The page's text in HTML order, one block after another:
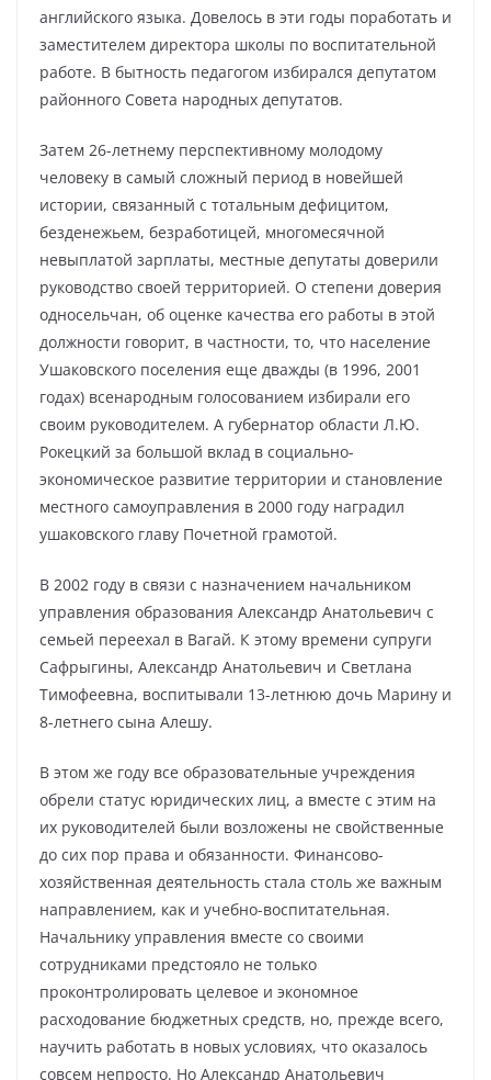
английского языка. Довелось в эти годы поработать и
заместителем директора школы по воспитательной
работе. В бытность педагогом избирался депутатом
районного Совета народных депутатов.
Затем 26-летнему перспективному молодому
человеку в самый сложный период в новейшей
истории, связанный с тотальным дефицитом,
безденежьем, безработицей, многомесячной
невыплатой зарплаты, местные депутаты доверили
руководство своей территорией. О степени доверия
односельчан, об оценке качества его работы в этой
должности говорит, в частности, то, что население
Ушаковского поселения еще дважды (в 1996, 2001
годах) всенародным голосованием избирали его
своим руководителем. А губернатор области Л.Ю.
Рокецкий за большой вклад в социально-
экономическое развитие территории и становление
местного самоуправления в 2000 году наградил
ушаковского главу Почетной грамотой.
В 2002 году в связи с назначением начальником
управления образования Александр Анатольевич с
семьей переехал в Вагай. К этому времени супруги
Сафрыгины, Александр Анатольевич и Светлана
Тимофеевна, воспитывали 13-летнюю дочь Марину и
8-летнего сына Алешу.
В этом же году все образовательные учреждения
обрели статус юридических лиц, а вместе с этим на
их руководителей были возложены не свойственные
до сих пор права и обязанности. Финансово-
хозяйственная деятельность стала столь же важным
направлением, как и учебно-воспитательная.
Начальнику управления вместе со своими
сотрудниками предстояло не только
проконтролировать целевое и экономное
расходование бюджетных средств, но, прежде всего,
научить работать в новых условиях, что оказалось
совсем непросто. Но Александр Анатольевич